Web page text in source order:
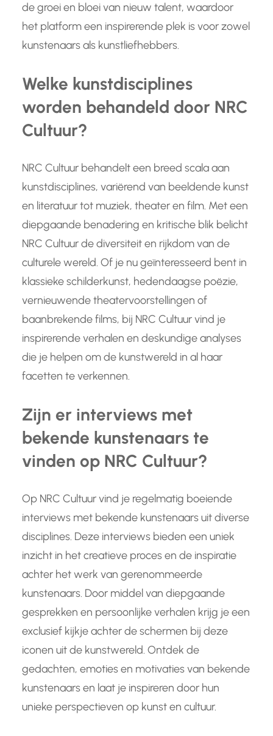
de groei en bloei van nieuw talent, waardoor
het platform een inspirerende plek is voor zowel
kunstenaars als kunstliefhebbers.
Welke kunstdisciplines
worden behandeld door NRC
Cultuur?
NRC Cultuur behandelt een breed scala aan
kunstdisciplines, variërend van beeldende kunst
en literatuur tot muziek, theater en film. Met een
diepgaande benadering en kritische blik belicht
NRC Cultuur de diversiteit en rijkdom van de
culturele wereld. Of je nu geïnteresseerd bent in
klassieke schilderkunst, hedendaagse poëzie,
vernieuwende theatervoorstellingen of
baanbrekende films, bij NRC Cultuur vind je
inspirerende verhalen en deskundige analyses
die je helpen om de kunstwereld in al haar
facetten te verkennen.
Zijn er interviews met
bekende kunstenaars te
vinden op NRC Cultuur?
Op NRC Cultuur vind je regelmatig boeiende
interviews met bekende kunstenaars uit diverse
disciplines. Deze interviews bieden een uniek
inzicht in het creatieve proces en de inspiratie
achter het werk van gerenommeerde
kunstenaars. Door middel van diepgaande
gesprekken en persoonlijke verhalen krijg je een
exclusief kijkje achter de schermen bij deze
iconen uit de kunstwereld. Ontdek de
gedachten, emoties en motivaties van bekende
kunstenaars en laat je inspireren door hun
unieke perspectieven op kunst en cultuur.